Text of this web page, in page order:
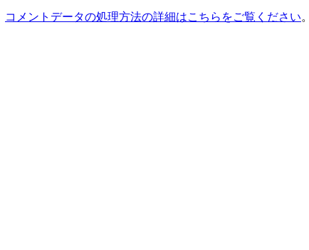
コメントデータの処理方法の詳細はこちらをご覧ください。